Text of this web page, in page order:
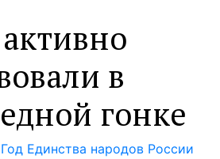
в
гонке
Год Единства народов России